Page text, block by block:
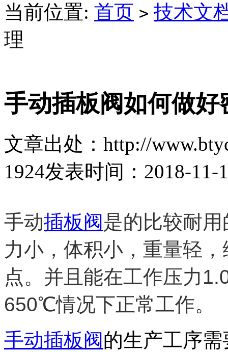
当前位置: 首页 > 技术文
理
手动插板阀如何做好
文章出处：http://
1924发表时间：2018-11-
手动插板阀是的比较耐
力小，体积小，重量轻
点。并且能在工作压力
650℃情况下正常工作。
手动插板阀的生产工序